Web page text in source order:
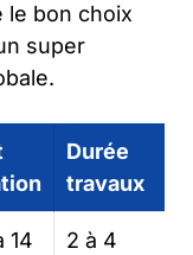
le bon choix
super
Durée
travaux
14
2 à 4